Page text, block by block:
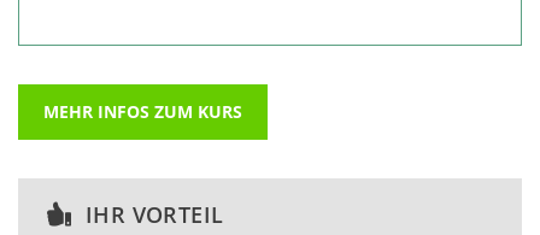
MEHR INFOS ZUM KURS
IHR VORTEIL